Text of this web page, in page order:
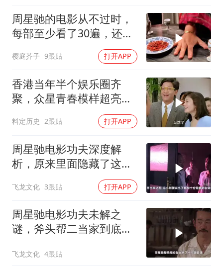
奋进开新局 实干挑大梁
周星驰的电影从不过时，
每部至少看了30遍，还是
樱庭芥子 9跟贴 打开APP
香港当年半个娱乐圈齐
聚，众星青春模样超亮
眼，星爷现身瞬间惊艳
料定历史 2跟贴 打开APP
周星驰电影功夫深度解
析，原来里面隐藏了这么
飞龙文化 3跟贴 打开APP
周星驰电影功夫未解之
谜，斧头帮二当家到底是
飞龙文化 4跟贴